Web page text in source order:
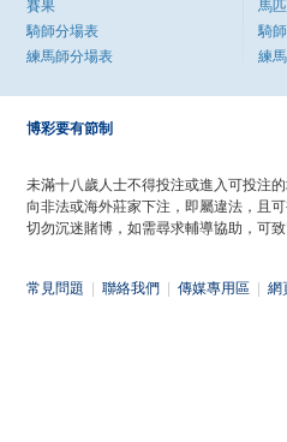
賽果
騎師分場表
練馬師分場表
馬
騎
練
博彩要有節制
未滿十八歲人士不得投注或進入可投注的
向非法或海外莊家下注，即屬違法，且可
切勿沉迷賭博，如需尋求輔導協助，可
常見問題 聯絡我們 傳媒專用區 網